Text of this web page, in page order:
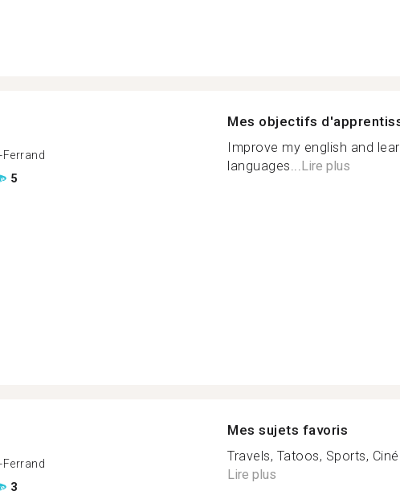
5
Mes objectifs
Improve my english and
languages...Lire plus
3
Mes sujets favoris
Travels, Tatoos, Sports,
Lire plus